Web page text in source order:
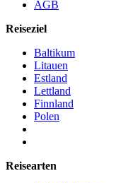
AGB
Reiseziel
Baltikum
Litauen
Estland
Lettland
Finnland
Polen
Reisearten